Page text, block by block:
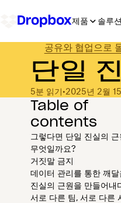
제품 솔루션
공유와 협업으로
단일
5분 읽기•2025년 2월
Table of
contents
그렇다면 단일 진실의
무엇일까요?
거짓말 금지
데이터 관리를 통한 깨달
진실의 근원을 만들어내
서로 다른 팀, 서로 다른